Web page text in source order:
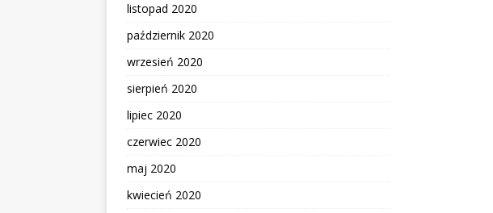
listopad 2020
październik 2020
wrzesień 2020
sierpień 2020
lipiec 2020
czerwiec 2020
maj 2020
kwiecień 2020